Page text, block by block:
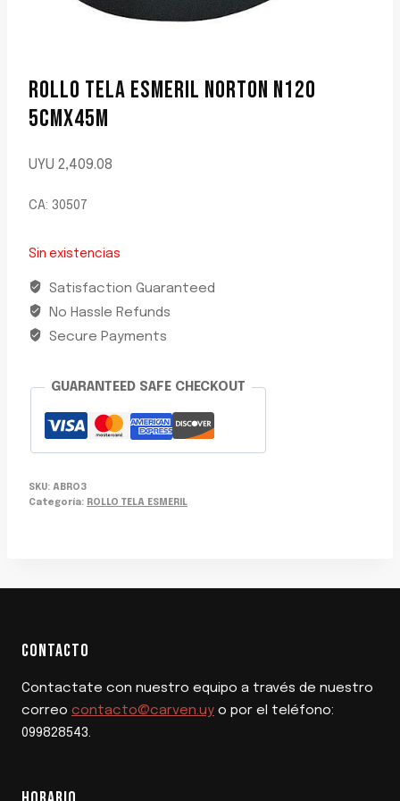
ROLLO TELA ESMERIL NORTON N120
5CMX45M
UYU 2,409.08
CA: 30507
Sin existencias
Satisfaction Guaranteed
No Hassle Refunds
Secure Payments
GUARANTEED SAFE CHECKOUT
SKU: ABRO3
Categoría: ROLLO TELA ESMERIL
CONTACTO
Contactate con nuestro equipo a través de nuestro
correo contacto@carven.uy o por el teléfono:
099828543.